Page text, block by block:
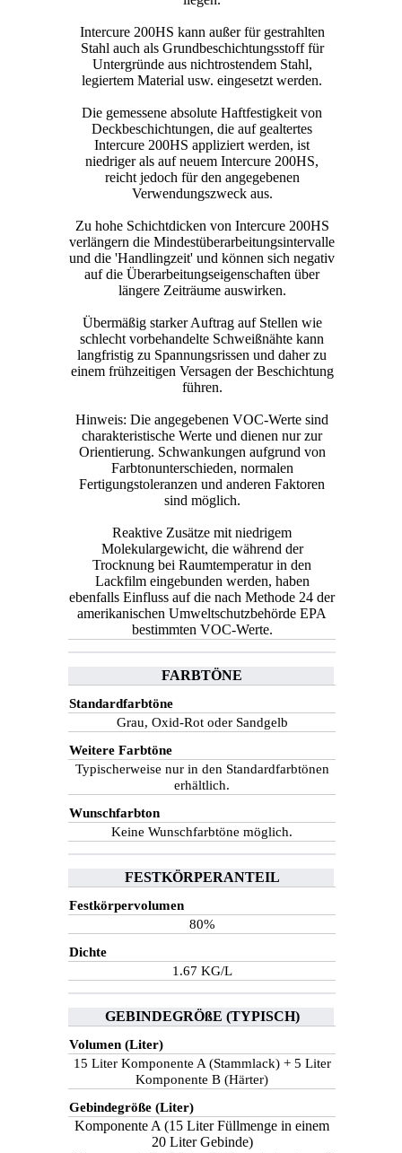
Intercure 200HS kann außer für gestrahlten
Stahl auch als Grundbeschichtungsstoff für
Untergründe aus nichtrostendem Stahl,
legiertem Material usw. eingesetzt werden.
Die gemessene absolute Haftfestigkeit von
Deckbeschichtungen, die auf gealtertes
Intercure 200HS appliziert werden, ist
niedriger als auf neuem Intercure 200HS,
reicht jedoch für den angegebenen
Verwendungszweck aus.
Zu hohe Schichtdicken von Intercure 200HS
verlängern die Mindestüberarbeitungsintervalle
und die 'Handlingzeit' und können sich negativ
auf die Überarbeitungseigenschaften über
längere Zeiträume auswirken.
Übermäßig starker Auftrag auf Stellen wie
schlecht vorbehandelte Schweißnähte kann
langfristig zu Spannungsrissen und daher zu
einem frühzeitigen Versagen der Beschichtung
führen.
Hinweis: Die angegebenen VOC-Werte sind
charakteristische Werte und dienen nur zur
Orientierung. Schwankungen aufgrund von
Farbtonunterschieden, normalen
Fertigungstoleranzen und anderen Faktoren
sind möglich.
Reaktive Zusätze mit niedrigem
Molekulargewicht, die während der
Trocknung bei Raumtemperatur in den
Lackfilm eingebunden werden, haben
ebenfalls Einfluss auf die nach Methode 24 der
amerikanischen Umweltschutzbehörde EPA
bestimmten VOC-Werte.
FARBTÖNE
Standardfarbtöne
Grau, Oxid-Rot oder Sandgelb
Weitere Farbtöne
Typischerweise nur in den Standardfarbtönen
erhältlich.
Wunschfarbton
Keine Wunschfarbtöne möglich.
FESTKÖRPERANTEIL
Festkörpervolumen
80%
Dichte
1.67 KG/L
GEBINDEGRÖßE (TYPISCH)
Volumen (Liter)
15 Liter Komponente A (Stammlack) + 5 Liter
Komponente B (Härter)
Gebindegröße (Liter)
Komponente A (15 Liter Füllmenge in einem
20 Liter Gebinde)